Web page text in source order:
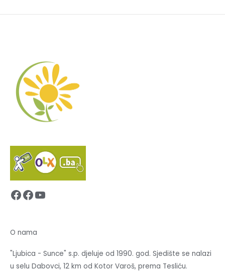
Facebook
Facebook
YouTube
O nama
"Ljubica - Sunce" s.p. djeluje od 1990. god. Sjedište se nalazi
u selu Dabovci, 12 km od Kotor Varoš, prema Tesliću.